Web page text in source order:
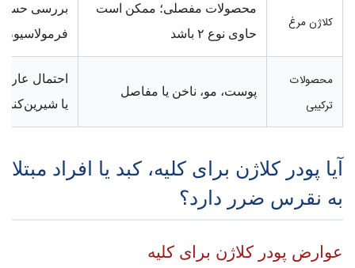
کلاژن مرغ
محصولات مفصلی؛ ممکن است
حاوی نوع ۲ باشد
بررسی
فرمولاسیون
محصولات
ترکیبی
پوست، مو، ناخن یا مفاصل
احتمال
یا
آیا پودر کلاژن برای کلیه، کبد یا افراد مبتلا
به نقرس ضرر دارد؟
عوارض پودر کلاژن برای کلیه